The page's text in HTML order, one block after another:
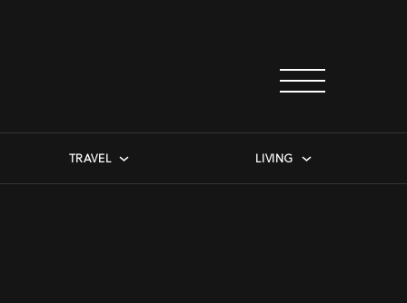
TRAVEL LIVING